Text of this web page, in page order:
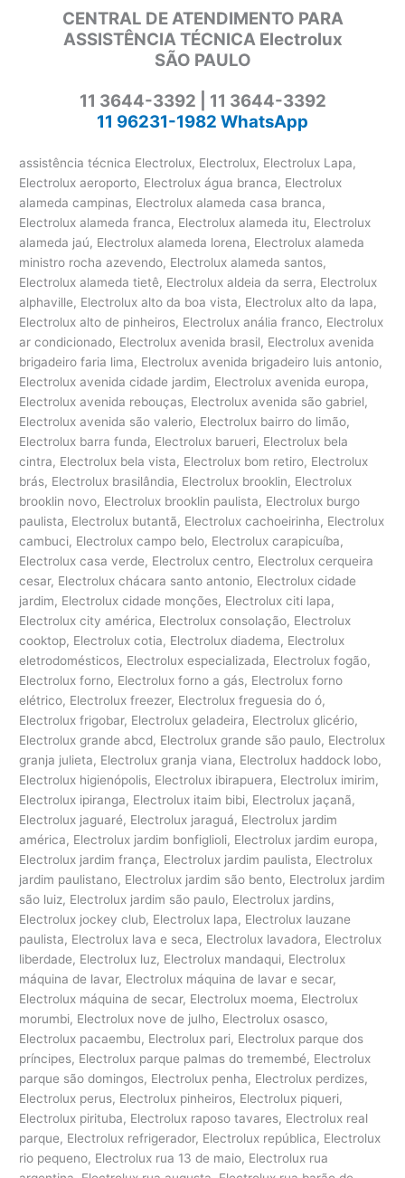
CENTRAL DE ATENDIMENTO PARA
ASSISTÊNCIA TÉCNICA Electrolux
SÃO PAULO
11 3644-3392 | 11 3644-3392
11 96231-1982 WhatsApp
assistência técnica Electrolux, Electrolux, Electrolux Lapa,
Electrolux aeroporto, Electrolux água branca, Electrolux
alameda campinas, Electrolux alameda casa branca,
Electrolux alameda franca, Electrolux alameda itu, Electrolux
alameda jaú, Electrolux alameda lorena, Electrolux alameda
ministro rocha azevendo, Electrolux alameda santos,
Electrolux alameda tietê, Electrolux aldeia da serra, Electrolux
alphaville, Electrolux alto da boa vista, Electrolux alto da lapa,
Electrolux alto de pinheiros, Electrolux anália franco, Electrolux
ar condicionado, Electrolux avenida brasil, Electrolux avenida
brigadeiro faria lima, Electrolux avenida brigadeiro luis antonio,
Electrolux avenida cidade jardim, Electrolux avenida europa,
Electrolux avenida rebouças, Electrolux avenida são gabriel,
Electrolux avenida são valerio, Electrolux bairro do limão,
Electrolux barra funda, Electrolux barueri, Electrolux bela
cintra, Electrolux bela vista, Electrolux bom retiro, Electrolux
brás, Electrolux brasilândia, Electrolux brooklin, Electrolux
brooklin novo, Electrolux brooklin paulista, Electrolux burgo
paulista, Electrolux butantã, Electrolux cachoeirinha, Electrolux
cambuci, Electrolux campo belo, Electrolux carapicuíba,
Electrolux casa verde, Electrolux centro, Electrolux cerqueira
cesar, Electrolux chácara santo antonio, Electrolux cidade
jardim, Electrolux cidade monções, Electrolux citi lapa,
Electrolux city américa, Electrolux consolação, Electrolux
cooktop, Electrolux cotia, Electrolux diadema, Electrolux
eletrodomésticos, Electrolux especializada, Electrolux fogão,
Electrolux forno, Electrolux forno a gás, Electrolux forno
elétrico, Electrolux freezer, Electrolux freguesia do ó,
Electrolux frigobar, Electrolux geladeira, Electrolux glicério,
Electrolux grande abcd, Electrolux grande são paulo, Electrolux
granja julieta, Electrolux granja viana, Electrolux haddock lobo,
Electrolux higienópolis, Electrolux ibirapuera, Electrolux imirim,
Electrolux ipiranga, Electrolux itaim bibi, Electrolux jaçanã,
Electrolux jaguaré, Electrolux jaraguá, Electrolux jardim
américa, Electrolux jardim bonfiglioli, Electrolux jardim europa,
Electrolux jardim frança, Electrolux jardim paulista, Electrolux
jardim paulistano, Electrolux jardim são bento, Electrolux jardim
são luiz, Electrolux jardim são paulo, Electrolux jardins,
Electrolux jockey club, Electrolux lapa, Electrolux lauzane
paulista, Electrolux lava e seca, Electrolux lavadora, Electrolux
liberdade, Electrolux luz, Electrolux mandaqui, Electrolux
máquina de lavar, Electrolux máquina de lavar e secar,
Electrolux máquina de secar, Electrolux moema, Electrolux
morumbi, Electrolux nove de julho, Electrolux osasco,
Electrolux pacaembu, Electrolux pari, Electrolux parque dos
príncipes, Electrolux parque palmas do tremembé, Electrolux
parque são domingos, Electrolux penha, Electrolux perdizes,
Electrolux perus, Electrolux pinheiros, Electrolux piqueri,
Electrolux pirituba, Electrolux raposo tavares, Electrolux real
parque, Electrolux refrigerador, Electrolux república, Electrolux
rio pequeno, Electrolux rua 13 de maio, Electrolux rua